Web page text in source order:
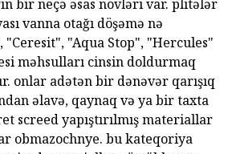
bir neçə əsas növləri var. plitələr
vanna otağı döşəmə nə
"Ceresit", "Aqua Stop", "Hercules"
məhsulları cinsin doldurmaq
onlar adətən bir dənəvər qarışıq
əlavə, qaynaq və ya bir taxta
screed yapıştırılmış materiallar
obmazochnye. bu kateqoriya